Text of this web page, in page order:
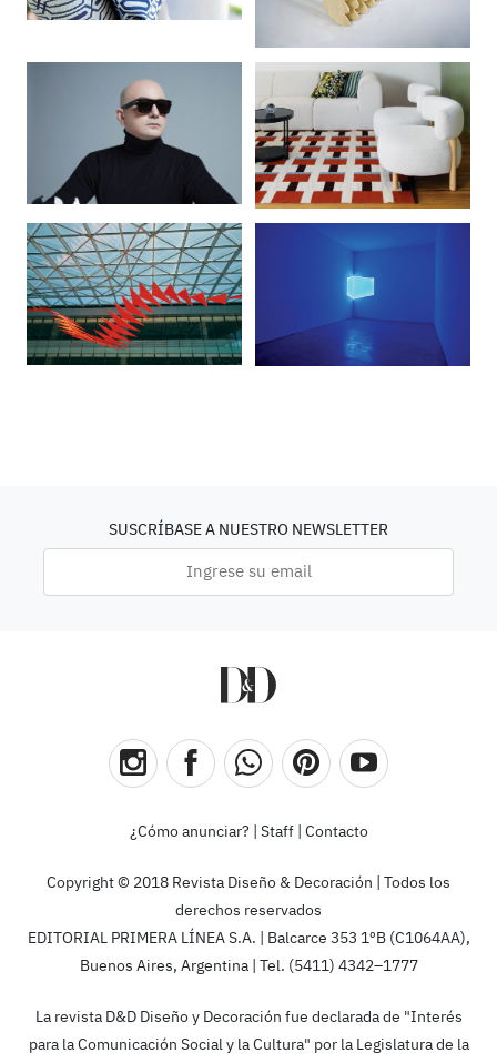
SUSCRÍBASE A NUESTRO NEWSLETTER
¿Cómo anunciar? Staff| Contacto
Copyright © 2018 Revista Diseño & Decoración | Todos los
derechos reservados
EDITORIAL PRIMERA LÍNEA S.A. | Balcarce 353 1ºB (C1064AA),
Buenos Aires, Argentina | Tel. (5411) 4342–1777
La revista D&D Diseño y Decoración fue declarada de "Interés
para la Comunicación Social y la Cultura" por la Legislatura de la